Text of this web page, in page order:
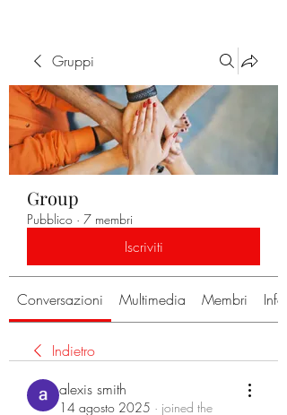
Gruppi
Group
Pubblico · 7 membri
Iscriviti
Conversazioni Multimedia Membri Info
Indietro
alexis smith
14 agosto 2025 · joined the